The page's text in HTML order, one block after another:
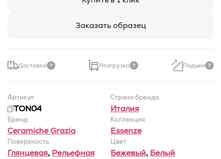
Заказать образец
Доставка Разгрузка Подъем
Артикул
TON04
Страна бренда
Италия
Бренд
Ceramiche Grazia
Коллекция
Essenze
Поверхность
Глянцевая, Рельефная
Цвет
Бежевый, Белый